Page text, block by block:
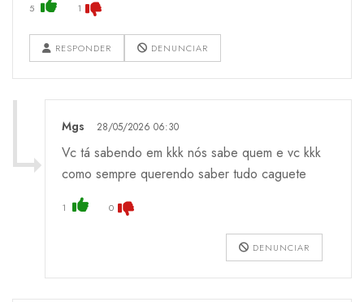
5 1
RESPONDER DENUNCIAR
Mgs 28/05/2026 06:30
Vc tá sabendo em kkk nós sabe quem e vc kkk
como sempre querendo saber tudo caguete
1 0
DENUNCIAR